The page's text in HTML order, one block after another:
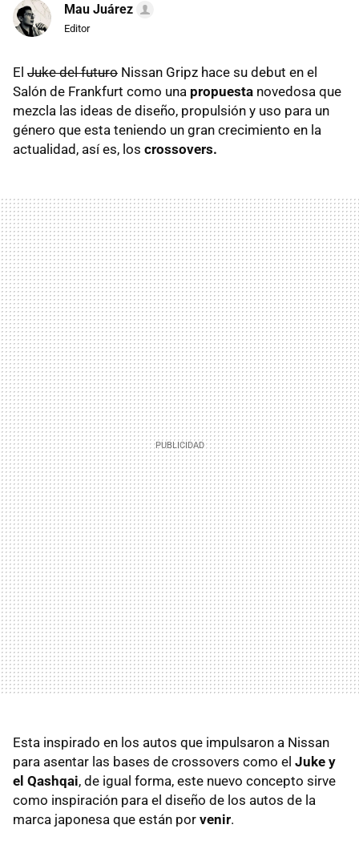
Mau Juárez
Editor
El Juke del futuro Nissan Gripz hace su debut en el
Salón de Frankfurt como una propuesta novedosa que
mezcla las ideas de diseño, propulsión y uso para un
género que esta teniendo un gran crecimiento en la
actualidad, así es, los crossovers.
Esta inspirado en los autos que impulsaron a Nissan
para asentar las bases de crossovers como el Juke y
el Qashqai, de igual forma, este nuevo concepto sirve
como inspiración para el diseño de los autos de la
marca japonesa que están por venir.